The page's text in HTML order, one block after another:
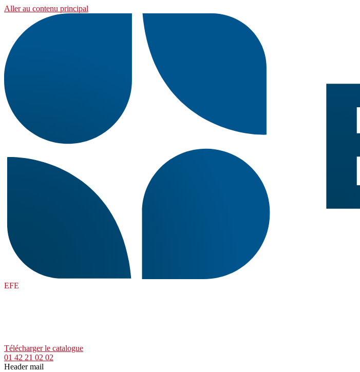
Aller au contenu principal
EFE
Télécharger le catalogue
01 42 21 02 02
Header mail